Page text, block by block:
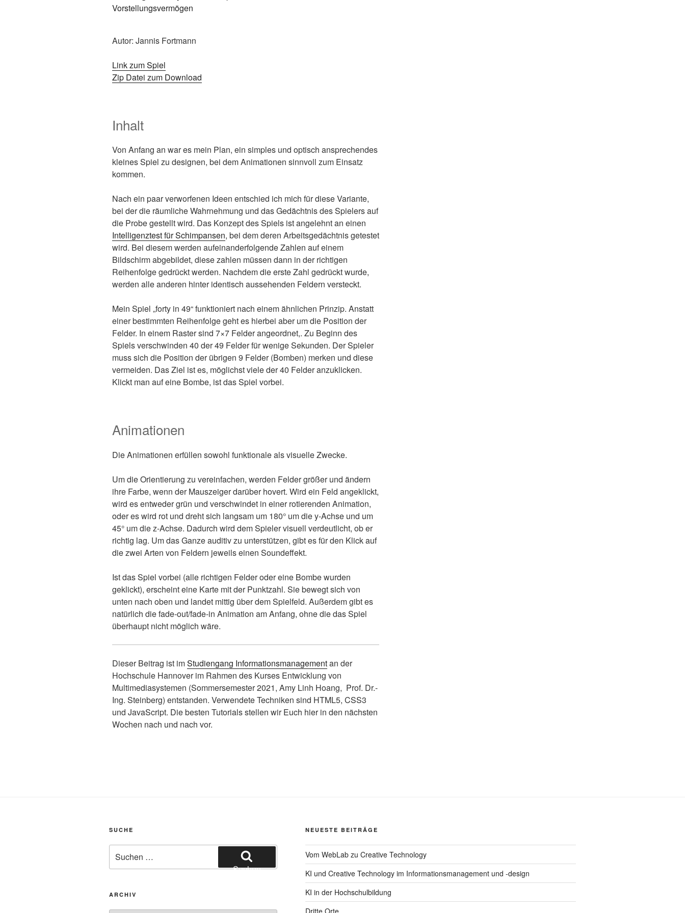
Autor: Jannis Fortmann
Link zum Spiel
Zip Datei zum Download
Inhalt
Von Anfang an war es mein Plan, ein simples und optisch ansprechendes
kleines Spiel zu designen, bei dem Animationen sinnvoll zum Einsatz
kommen.
Nach ein paar verworfenen Ideen entschied ich mich für diese Variante,
bei der die räumliche Wahrnehmung und das Gedächtnis des Spielers auf
die Probe gestellt wird. Das Konzept des Spiels ist angelehnt an einen
Intelligenztest für Schimpansen, bei dem deren Arbeitsgedächtnis getestet
wird. Bei diesem werden aufeinanderfolgende Zahlen auf einem
Bildschirm abgebildet, diese zahlen müssen dann in der richtigen
Reihenfolge gedrückt werden. Nachdem die erste Zahl gedrückt wurde,
werden alle anderen hinter identisch aussehenden Feldern versteckt.
Mein Spiel „forty in 49“ funktioniert nach einem ähnlichen Prinzip. Anstatt
einer bestimmten Reihenfolge geht es hierbei aber um die Position der
Felder. In einem Raster sind 7×7 Felder angeordnet,. Zu Beginn des
Spiels verschwinden 40 der 49 Felder für wenige Sekunden. Der Spieler
muss sich die Position der übrigen 9 Felder (Bomben) merken und diese
vermeiden. Das Ziel ist es, möglichst viele der 40 Felder anzuklicken.
Klickt man auf eine Bombe, ist das Spiel vorbei.
Animationen
Die Animationen erfüllen sowohl funktionale als visuelle Zwecke.
Um die Orientierung zu vereinfachen, werden Felder größer und ändern
ihre Farbe, wenn der Mauszeiger darüber hovert. Wird ein Feld angeklickt,
wird es entweder grün und verschwindet in einer rotierenden Animation,
oder es wird rot und dreht sich langsam um 180° um die y-Achse und um
45° um die z-Achse. Dadurch wird dem Spieler visuell verdeutlicht, ob er
richtig lag. Um das Ganze auditiv zu unterstützen, gibt es für den Klick auf
die zwei Arten von Feldern jeweils einen Soundeffekt.
Ist das Spiel vorbei (alle richtigen Felder oder eine Bombe wurden
geklickt), erscheint eine Karte mit der Punktzahl. Sie bewegt sich von
unten nach oben und landet mittig über dem Spielfeld. Außerdem gibt es
natürlich die fade-out/fade-in Animation am Anfang, ohne die das Spiel
überhaupt nicht möglich wäre.
Dieser Beitrag ist imStudiengang Informationsmanagementan der
Hochschule Hannover im Rahmen des Kurses Entwicklung von
Multimediasystemen (Sommersemester 2021, Amy Linh Hoang, Prof. Dr.-
Ing. Steinberg) entstanden. Verwendete Techniken sind HTML5, CSS3
und JavaScript. Die besten Tutorials stellen wir Euch hier in den nächsten
Wochen nach und nach vor.
SUCHE
nach:
Suchen
ARCHIV
NEUESTE BEITRÄGE
Vom WebLab zu Creative Technology
KI und Creative Technology im Informationsmanagement und -design
KI in der Hochschulbildung
Dritte Orte